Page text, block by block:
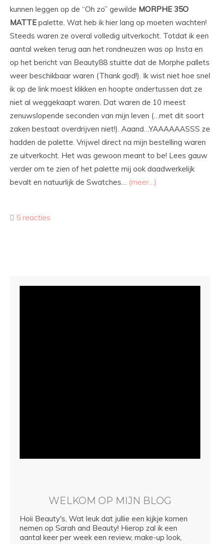
kunnen leggen op de “Oh zo” gewilde MORPHE 35O
MATTEpalette. Wat heb ik hier lang op moeten wachten!
Steeds waren ze overal volledig uitverkocht. Totdat ik een
aantal weken terug aan het rondneuzen was op Insta en
op het bericht van Beauty88 stuitte dat de Morphe pallets
weer beschikbaar waren (Thank god!). Ik wist niet hoe snel
ik op de link moest klikken en hoopte ondertussen dat ze
niet al weggekaapt waren. Dat waren de 10 meest
zenuwslopende seconden van mijn leven (…met dit soort
zaken bestaat overdrijven niet!). Aaand…YAAAAAASSS ze
hadden de palette. Vrijwel direct na mijn bestelling waren
ze uitverkocht. Het was gewoon meant to be! Lees gauw
verder om te zien of het palette mij ook daadwerkelijk
bevalt en natuurlijk de Swatches… (meer…)
5 reacties
WELKOM OP MIJN BLOG
Hoii Beauty's, Wat leuk dat jullie een kijkje komen
nemen op Sarah and Beauty! Hierop zal ik een
aantal keer per week een review, make-up look,